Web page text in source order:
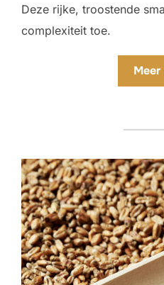
Deze rijke, troostende
complexiteit toe.
Meer